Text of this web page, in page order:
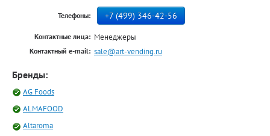
Телефоны: +7 (499) 346-42-56
Контактные лица: Менеджеры
Контактный e-mail: sale@art-vending.ru
Бренды:
AG Foods
ALMAFOOD
Altaroma